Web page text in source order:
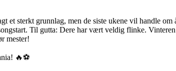
et sterkt grunnlag, men de siste ukene vil handle om
Til gutta: Dere har vært veldig flinke.
mester!
🔥⚽